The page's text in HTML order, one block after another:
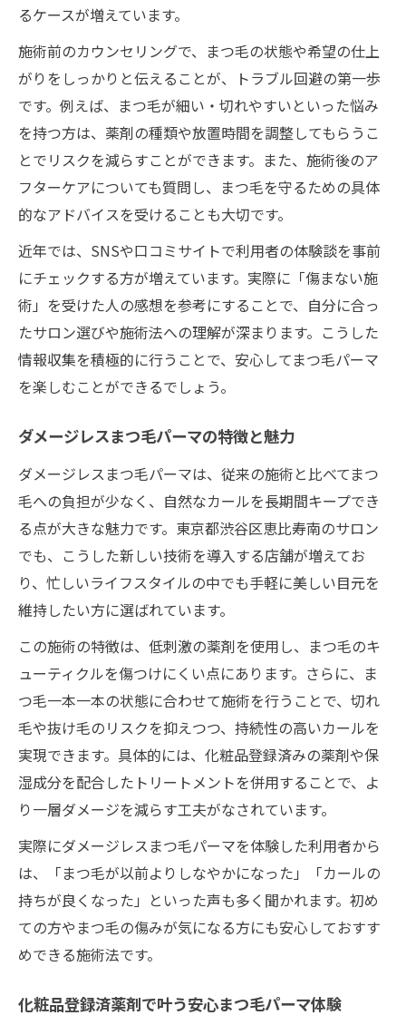
るケースが増えています。
施術前のカウンセリングで、まつ毛の状態や希望の仕上
がりをしっかりと伝えることが、トラブル回避の第一歩
です。例えば、まつ毛が細い・切れやすいといった悩み
を持つ方は、薬剤の種類や放置時間を調整してもらうこ
とでリスクを減らすことができます。また、施術後のア
フターケアについても質問し、まつ毛を守るための具体
的なアドバイスを受けることも大切です。
近年では、SNSや口コミサイトで利用者の体験談を事前
にチェックする方が増えています。実際に「傷まない施
術」を受けた人の感想を参考にすることで、自分に合っ
たサロン選びや施術法への理解が深まります。こうした
情報収集を積極的に行うことで、安心してまつ毛パーマ
を楽しむことができるでしょう。
ダメージレスまつ毛パーマの特徴と魅力
ダメージレスまつ毛パーマは、従来の施術と比べてまつ
毛への負担が少なく、自然なカールを長期間キープでき
る点が大きな魅力です。東京都渋谷区恵比寿南のサロン
でも、こうした新しい技術を導入する店舗が増えてお
り、忙しいライフスタイルの中でも手軽に美しい目元を
維持したい方に選ばれています。
この施術の特徴は、低刺激の薬剤を使用し、まつ毛のキ
ューティクルを傷つけにくい点にあります。さらに、ま
つ毛一本一本の状態に合わせて施術を行うことで、切れ
毛や抜け毛のリスクを抑えつつ、持続性の高いカールを
実現できます。具体的には、化粧品登録済みの薬剤や保
湿成分を配合したトリートメントを併用することで、よ
り一層ダメージを減らす工夫がなされています。
実際にダメージレスまつ毛パーマを体験した利用者から
は、「まつ毛が以前よりしなやかになった」「カールの
持ちが良くなった」といった声も多く聞かれます。初め
ての方やまつ毛の傷みが気になる方にも安心しておすす
めできる施術法です。
化粧品登録済薬剤で叶う安心まつ毛パーマ体験